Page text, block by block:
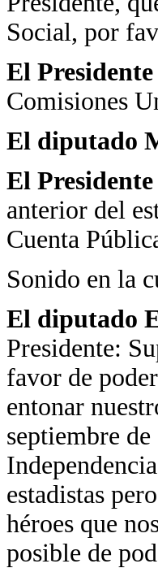
Social, por
El
Comisiones
El diputado
El
anterior del
Cuenta
Sonido en la
El diputado
Presidente:
favor de
entonar
septiembre
estadistas
héroes que
posible de